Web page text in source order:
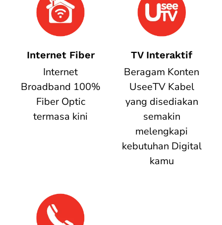
Internet Fiber
Internet
Broadband 100%
Fiber Optic
termasa kini
TV Interaktif
Beragam Konten
UseeTV Kabel
yang disediakan
semakin
melengkapi
kebutuhan Digital
kamu